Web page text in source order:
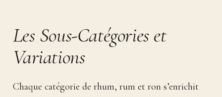
Les Sous-Catégories et
Variations
Chaque catégorie de rhum, rum et ron s’enrichit